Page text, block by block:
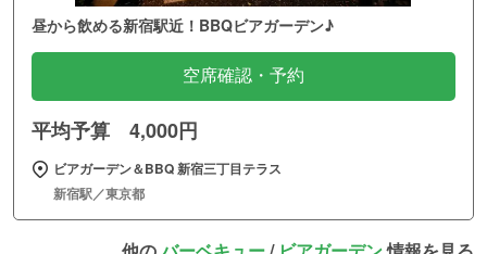
昼から飲める新宿駅近！BBQビアガーデン♪
空席確認・予約
平均予算 4,000円
ビアガーデン＆BBQ 新宿三丁目テラス
新宿駅／東京都